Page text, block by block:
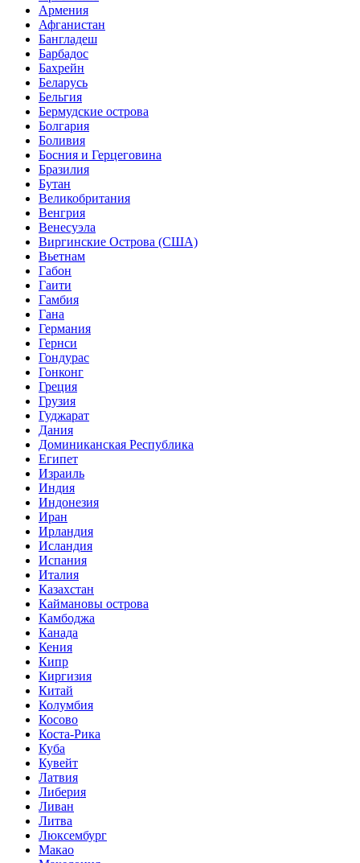
Армения
Афганистан
Бангладеш
Барбадос
Бахрейн
Беларусь
Бельгия
Бермудские острова
Болгария
Боливия
Босния и Герцеговина
Бразилия
Бутан
Великобритания
Венгрия
Венесуэла
Виргинские Острова (США)
Вьетнам
Габон
Гаити
Гамбия
Гана
Германия
Гернси
Гондурас
Гонконг
Греция
Грузия
Гуджарат
Дания
Доминиканская Республика
Египет
Израиль
Индия
Индонезия
Иран
Ирландия
Исландия
Испания
Италия
Казахстан
Каймановы острова
Камбоджа
Канада
Кения
Кипр
Киргизия
Китай
Колумбия
Косово
Коста-Рика
Куба
Кувейт
Латвия
Либерия
Ливан
Литва
Люксембург
Макао